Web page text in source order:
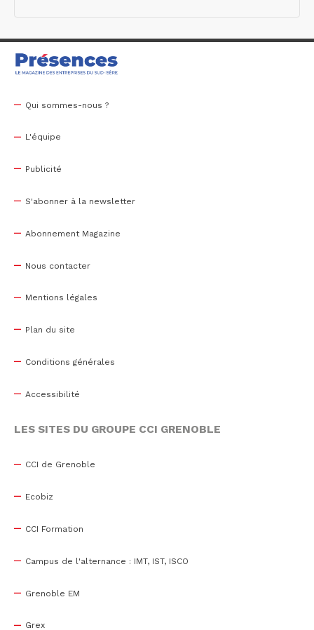
Qui sommes-nous ?
L'équipe
Publicité
S'abonner à la newsletter
Abonnement Magazine
Nous contacter
Mentions légales
Plan du site
Conditions générales
Accessibilité
LES SITES DU GROUPE CCI GRENOBLE
CCI de Grenoble
Ecobiz
CCI Formation
Campus de l'alternance : IMT, IST, ISCO
Grenoble EM
Grex